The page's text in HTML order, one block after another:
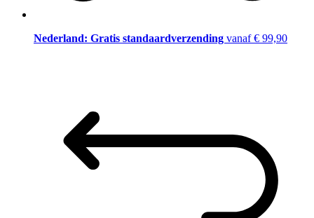
Nederland: Gratis standaardverzending vanaf € 99,90